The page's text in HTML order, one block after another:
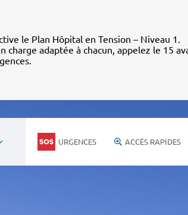
le Plan Hôpital en Tension – Niveau 1.
charge adaptée à chacun, appelez le 15
URGENCES ACCÈS RAPIDES